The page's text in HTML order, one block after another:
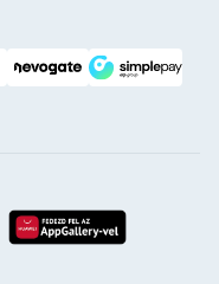
rölaz app-store-ból
letöltés